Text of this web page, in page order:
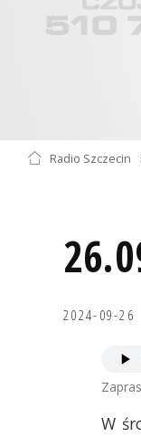
Radio Szczecin
2024-09-26
W